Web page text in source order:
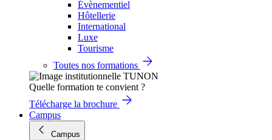
Évènementiel
Hôtellerie
International
Luxe
Tourisme
Toutes nos formations
Quelle formation te convient ?
Télécharge la brochure
Campus
Campus